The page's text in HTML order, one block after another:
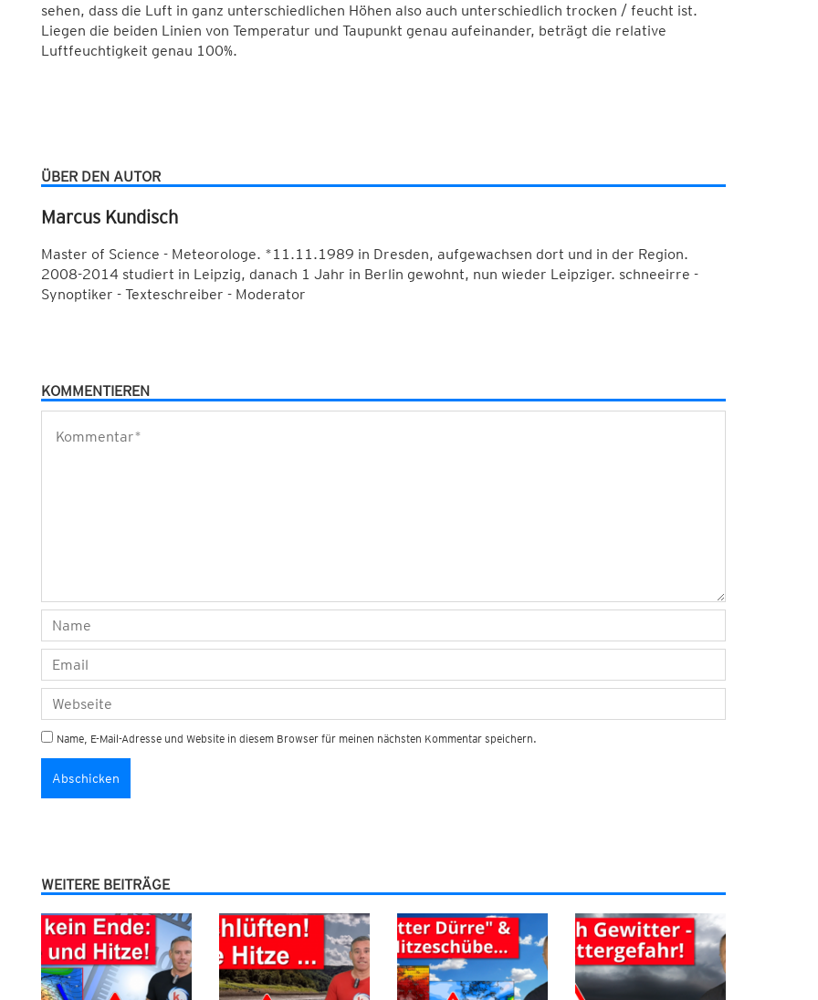
sehen, dass die Luft in ganz unterschiedlichen Höhen also auch unterschiedlich trocken / feucht ist.
Liegen die beiden Linien von Temperatur und Taupunkt genau aufeinander, beträgt die relative
Luftfeuchtigkeit genau 100%.
ÜBER DEN AUTOR
Marcus Kundisch
Master of Science - Meteorologe. *11.11.1989 in Dresden, aufgewachsen dort und in der Region.
2008-2014 studiert in Leipzig, danach 1 Jahr in Berlin gewohnt, nun wieder Leipziger. schneeirre -
Synoptiker - Texteschreiber - Moderator
KOMMENTIEREN
Name, E-Mail-Adresse und Website in diesem Browser für meinen nächsten Kommentar speichern.
WEITERE BEITRÄGE